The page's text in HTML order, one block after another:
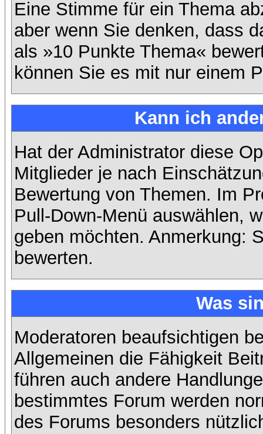
Eine Stimme für ein Thema
aber wenn Sie denken, dass
als »10 Punkte Thema«
können Sie es mit nur einem
Kann ich
Hat der Administrator diese
Mitglieder je nach
Bewertung von Themen. Im
Pull-Down-Menü auswählen,
geben möchten. Anmerkung:
bewerten.
Was
Moderatoren beaufsichtigen
Allgemeinen die Fähigkeit
führen auch andere
bestimmtes Forum werden
des Forums besonders